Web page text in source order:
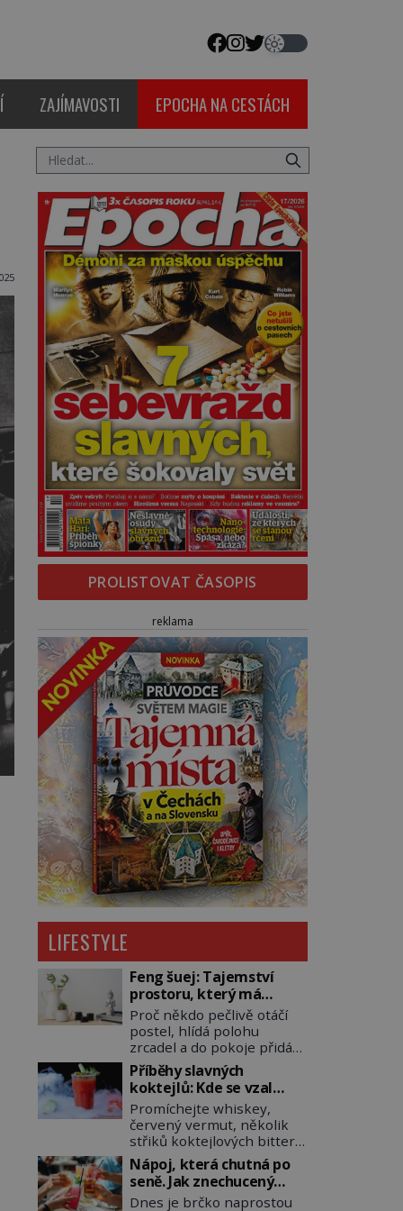
ZAJÍMAVOSTI EPOCHA NA CESTÁCH
PROLISTOVAT ČASOPIS
reklama
LIFESTYLE
Feng šuej: Tajemství
prostoru, který má
přinášet štěstí
Proč někdo pečlivě otáčí
postel, hlídá polohu
zrcadel a do pokoje přidává
rostliny, vodu nebo dřevo?
Feng šuej tvrdí, že domov
není jen soubor zdí a
nábytku. Je to prostor,
kterým proudí energie
čchi a jeho uspořádání
může ovlivňovat, jak se v
něm člověk cítí. Feng šuej
má kořeny ve staré Číně a
Příběhy slavných
koktejlů: Kde se vzal
Manhattan a Bloody
Mary?
Promíchejte whiskey,
červený vermut, několik
střiků koktejlových bitters
a led, sceďte, ozdobte
koktejlovou třešinkou a
tadá… Manhattan je tu! A
pokud to má být skutečně
Nápoj, která chutná po
seně. Jak znechucený
Američan vymyslel brčko
Dnes je brčko naprostou